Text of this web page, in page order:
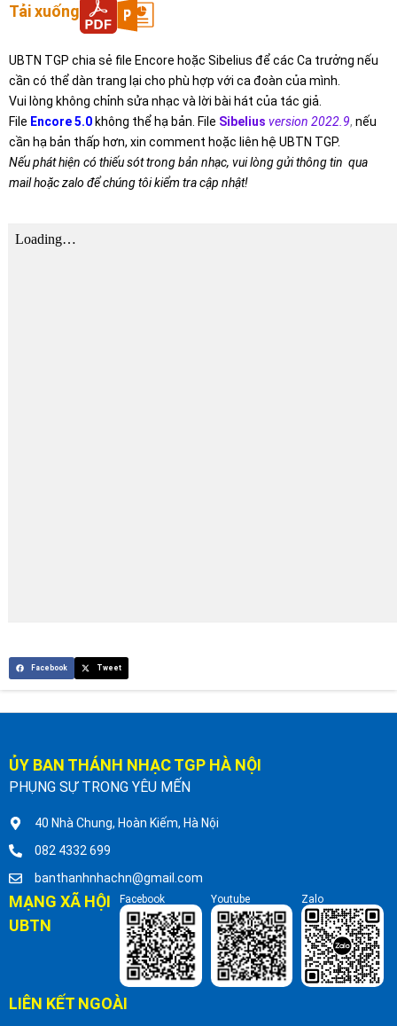
Tải xuống
UBTN TGP chia sẻ file Encore hoặc Sibelius để các Ca trưởng nếu
cần có thể dàn trang lại cho phù hợp với ca đoàn của mình.
Vui lòng không chỉnh sửa nhạc và lời bài hát của tác giả.
File Encore 5.0không thể hạ bản. File Sibelius version 2022.9, nếu
cần hạ bản thấp hơn, xin comment hoặc liên hệ UBTN TGP.
Nếu phát hiện có thiếu sót trong bản nhạc, vui lòng gửi thông tin qua
mail hoặc zalo để chúng tôi kiểm tra cập nhật!
Facebook Tweet
ỦY BAN THÁNH NHẠC TGP HÀ NỘI
PHỤNG SỰ TRONG YÊU MẾN
40 Nhà Chung, Hoàn Kiếm, Hà Nội
082 4332 699
banthanhnhachn@gmail.com
MẠNG XÃ HỘI
UBTN
Facebook Youtube Zalo
LIÊN KẾT NGOÀI